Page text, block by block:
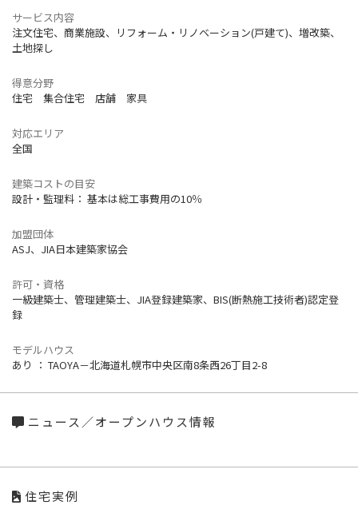
サービス内容
注文住宅、商業施設、リフォーム・リノベーション(戸建て)、増改築、
土地探し
得意分野
住宅 集合住宅 店舗 家具
対応エリア
全国
建築コストの目安
設計・監理料： 基本は総工事費用の10％
加盟団体
ASJ、JIA日本建築家協会
許可・資格
一級建築士、管理建築士、JIA登録建築家、BIS(断熱施工技術者)認定登
録
モデルハウス
あり ： TAOYA－北海道札幌市中央区南8条西26丁目2-8
ニュース／オープンハウス情報
住宅実例